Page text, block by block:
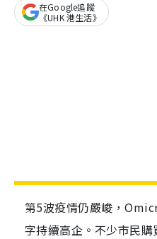
在Google追蹤
《UHK 港生活》
第5波疫情仍嚴峻，
字持續高企。不少市民